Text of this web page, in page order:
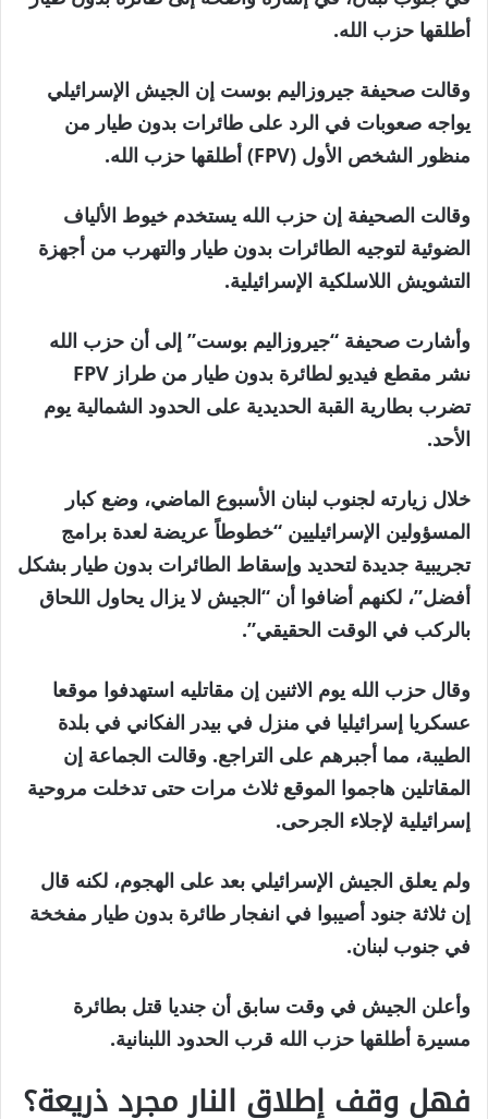
أطلقها حزب الله.
وقالت صحيفة جيروزاليم بوست إن الجيش الإسرائيلي
يواجه صعوبات في الرد على طائرات بدون طيار من
منظور الشخص الأول (FPV) أطلقها حزب الله.
وقالت الصحيفة إن حزب الله يستخدم خيوط الألياف
الضوئية لتوجيه الطائرات بدون طيار والتهرب من أجهزة
التشويش اللاسلكية الإسرائيلية.
وأشارت صحيفة “جيروزاليم بوست” إلى أن حزب الله
نشر مقطع فيديو لطائرة بدون طيار من طراز FPV
تضرب بطارية القبة الحديدية على الحدود الشمالية يوم
الأحد.
خلال زيارته لجنوب لبنان الأسبوع الماضي، وضع كبار
المسؤولين الإسرائيليين “خطوطاً عريضة لعدة برامج
تجريبية جديدة لتحديد وإسقاط الطائرات بدون طيار بشكل
أفضل”، لكنهم أضافوا أن “الجيش لا يزال يحاول اللحاق
بالركب في الوقت الحقيقي”.
وقال حزب الله يوم الاثنين إن مقاتليه استهدفوا موقعا
عسكريا إسرائيليا في منزل في بيدر الفكاني في بلدة
الطيبة، مما أجبرهم على التراجع. وقالت الجماعة إن
المقاتلين هاجموا الموقع ثلاث مرات حتى تدخلت مروحية
إسرائيلية لإجلاء الجرحى.
ولم يعلق الجيش الإسرائيلي بعد على الهجوم، لكنه قال
إن ثلاثة جنود أصيبوا في انفجار طائرة بدون طيار مفخخة
في جنوب لبنان.
وأعلن الجيش في وقت سابق أن جنديا قتل بطائرة
مسيرة أطلقها حزب الله قرب الحدود اللبنانية.
فهل وقف إطلاق النار مجرد ذريعة؟